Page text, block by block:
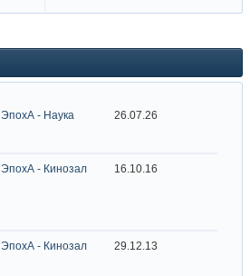
ЭпохА - Наука 26.07.26
ЭпохА - Кинозал 16.10.16
ЭпохА - Кинозал 29.12.13